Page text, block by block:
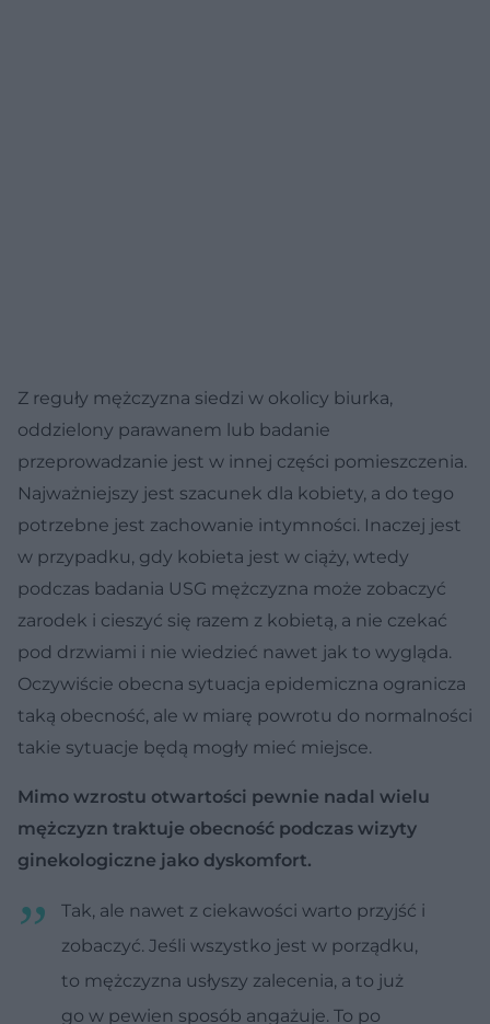
Z reguły mężczyzna siedzi w okolicy biurka,
oddzielony parawanem lub badanie
przeprowadzanie jest w innej części pomieszczenia.
Najważniejszy jest szacunek dla kobiety, a do tego
potrzebne jest zachowanie intymności. Inaczej jest
w przypadku, gdy kobieta jest w ciąży, wtedy
podczas badania USG mężczyzna może zobaczyć
zarodek i cieszyć się razem z kobietą, a nie czekać
pod drzwiami i nie wiedzieć nawet jak to wygląda.
Oczywiście obecna sytuacja epidemiczna ogranicza
taką obecność, ale w miarę powrotu do normalności
takie sytuacje będą mogły mieć miejsce.
Mimo wzrostu otwartości pewnie nadal wielu
mężczyzn traktuje obecność podczas wizyty
ginekologiczne jako dyskomfort.
Tak, ale nawet z ciekawości warto przyjść i
zobaczyć. Jeśli wszystko jest w porządku,
to mężczyzna usłyszy zalecenia, a to już
go w pewien sposób angażuje. To po